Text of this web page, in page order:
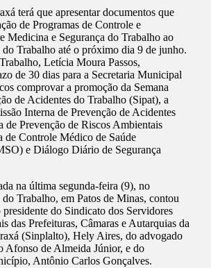
terá que apresentar documentos que
de Programas de Controle e
Medicina e Segurança do Trabalho ao
Trabalho até o próximo dia 9 de junho.
Letícia Moura Passos,
de 30 dias para a Secretaria Municipal
comprovar a promoção da Semana
de Acidentes do Trabalho (Sipat), a
Interna de Prevenção de Acidentes
de Prevenção de Riscos Ambientais
de Controle Médico de Saúde
e Diálogo Diário de Segurança
na última segunda-feira (9), no
Trabalho, em Patos de Minas, contou
presidente do Sindicato dos Servidores
das Prefeituras, Câmaras e Autarquias da
(Sinplalto), Hely Aires, do advogado
Afonso de Almeida Júnior, e do
Antônio Carlos Gonçalves.